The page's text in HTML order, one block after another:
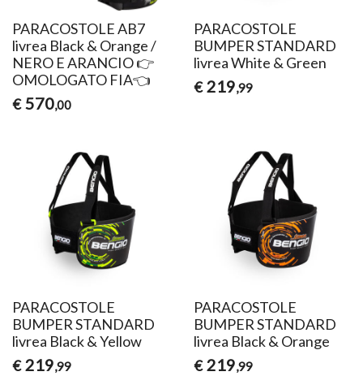
PARACOSTOLE AB7
livrea Black & Orange /
NERO E ARANCIO 👉
OMOLOGATO FIA👈
€ 570,00
PARACOSTOLE
BUMPER STANDARD
livrea White & Green
€ 219,99
PARACOSTOLE
BUMPER STANDARD
livrea Black & Yellow
€ 219,99
PARACOSTOLE
BUMPER STANDARD
livrea Black & Orange
€ 219,99